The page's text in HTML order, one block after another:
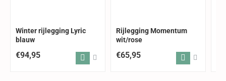
Winter rijlegging Lyric
blauw
€94,95
Rijlegging Momentum
wit/rose
€65,95